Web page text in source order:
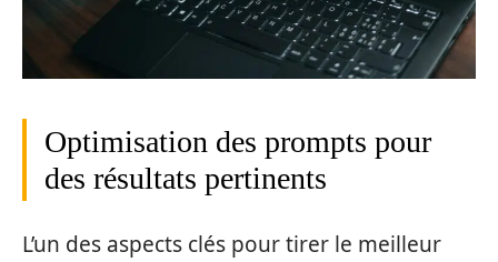
Optimisation des prompts pour
des résultats pertinents
L’un des aspects clés pour tirer le meilleur